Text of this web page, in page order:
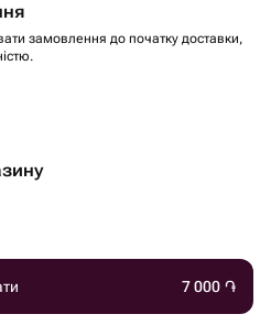
замовлення до початку доставки,
7 000 ֏